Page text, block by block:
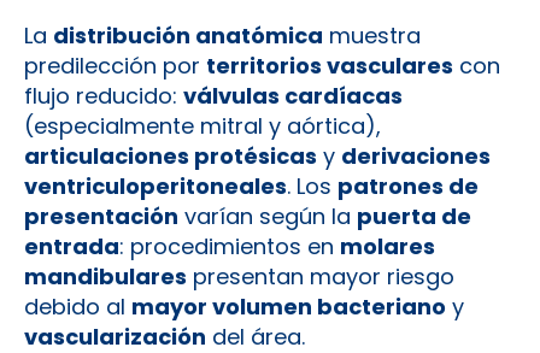
La distribución anatómica muestra
predilección por territorios vasculares con
flujo reducido: válvulas cardíacas
(especialmente mitral y aórtica),
articulaciones protésicas y derivaciones
ventriculoperitoneales. Los patrones de
presentación varían según la puerta de
entrada: procedimientos en molares
mandibulares presentan mayor riesgo
debido al mayor volumen bacteriano y
vascularización del área.